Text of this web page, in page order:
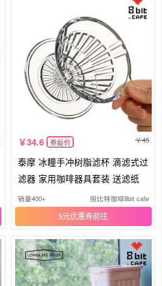
34.6 券后价 45
泰摩 冰瞳手冲树脂滤杯 滴滤式过
滤器 家用咖啡器具套装 送滤纸
销量400+ 捌比特咖啡8bit cafe
5元优惠券